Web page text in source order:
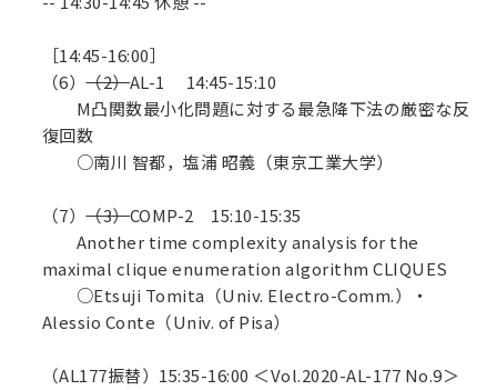
［14:45-16:00］
（6）（2）AL-1 14:45-15:10
M凸関数最小化問題に対する最急降下法の厳密な反
復回数
○南川 智都，塩浦 昭義（東京工業大学）
（7）（3）COMP-2 15:10-15:35
Another time complexity analysis for the
maximal clique enumeration algorithm CLIQUES
○Etsuji Tomita（Univ. Electro-Comm.）・
Alessio Conte（Univ. of Pisa）
（AL177振替）15:35-16:00 ＜Vol.2020-AL-177 No.9＞